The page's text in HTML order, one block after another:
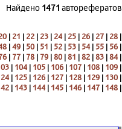
Найдено 1471 авторефератов
| 21 | 22 | 23 | 24 | 25 | 26 | 27 | 28 |
|49 | 50 | 51 | 52 | 53 | 54 | 55 | 56 |
| 77 | 78 | 79 |80 |81 |82 |83 |84 |
| 104 | 105 | 106 | 107 | 108 | 109 |
| 125 | 126 | 127 | 128 | 129 | 130 |
| 143 | 144 | 145 | 146 | 147 | 148 |